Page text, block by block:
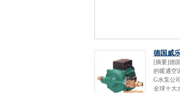
德国威
[摘要]德
的暖通空
G水泵公
全球十大